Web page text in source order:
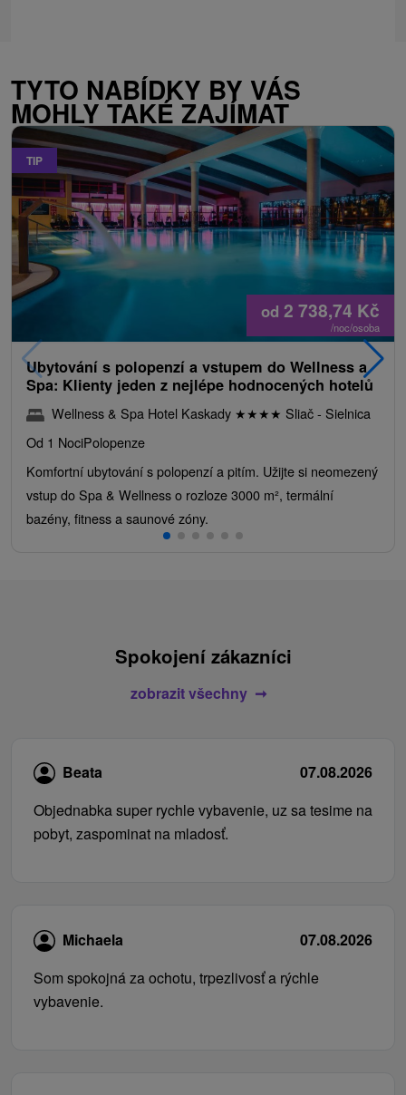
TYTO NABÍDKY BY VÁS
MOHLY TAKÉ ZAJÍMAT
TIP
od 2 738,74 Kč
/noc/osoba
Ubytování s polopenzí a vstupem do Wellness a
Spa: Klienty jeden z nejlépe hodnocených hotelů
Wellness & Spa Hotel Kaskady ★★★★ Sliač - Sielnica
Od 1 NociPolopenze
Komfortní ubytování s polopenzí a pitím. Užijte si neomezený
vstup do Spa & Wellness o rozloze 3000 m², termální
bazény, fitness a saunové zóny.
Spokojení zákazníci
zobrazit všechny
Beata
07.08.2026
Objednabka super rychle vybavenie, uz sa tesime na
pobyt, zaspominat na mladosť.
Michaela
07.08.2026
Som spokojná za ochotu, trpezlivosť a rýchle
vybavenie.